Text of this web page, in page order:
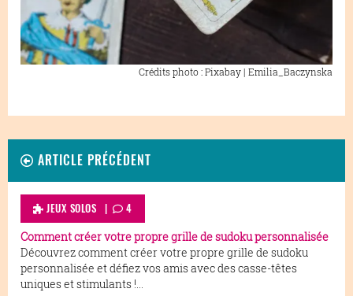
Crédits photo : Pixabay | Emilia_Baczynska
ARTICLE PRÉCÉDENT
JEUX SOLOS | 4
Comment créer votre propre grille de sudoku personnalisée
Découvrez comment créer votre propre grille de sudoku
personnalisée et défiez vos amis avec des casse-têtes
uniques et stimulants !...